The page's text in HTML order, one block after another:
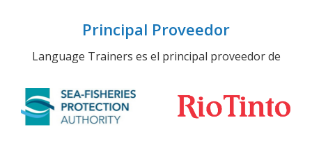
Principal Proveedor
Language Trainers es el principal proveedor de